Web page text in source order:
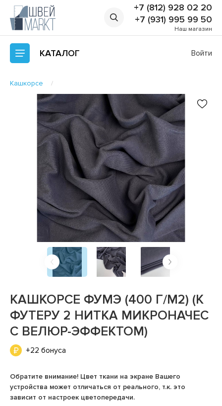
+7 (812) 928 02 20
+7 (931) 995 99 50
Наш магазин
КАТАЛОГ Войти
Кашкорсе
КАШКОРСЕ ФУМЭ (400 Г/М2) (К
ФУТЕРУ 2 НИТКА МИКРОНАЧЕС
С ВЕЛЮР-ЭФФЕКТОМ)
+22 бонуса
Обратите внимание! Цвет ткани на экране Вашего
устройства может отличаться от реального, т.к. это
зависит от настроек цветопередачи.